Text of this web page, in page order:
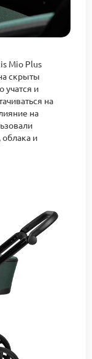
Mio Plus
скрыты
учатся и
на
на
облака и